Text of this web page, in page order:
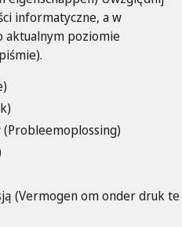
informatyczne, a w
aktualnym poziomie
(Vermogen om onder druk te